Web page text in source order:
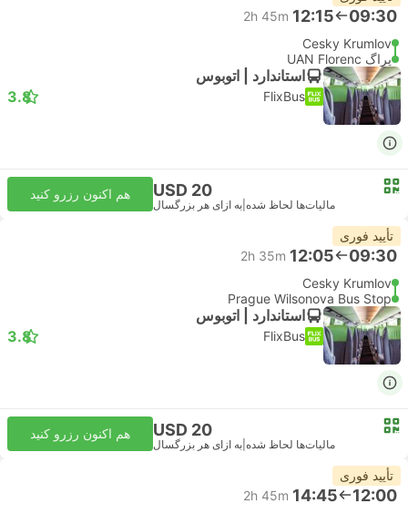
09:30
12:15
2h 45m
Cesky Krumlov
پراگ UAN Florenc
استاندارد | اتوبوس
FlixBus
3.8
USD 20
مالیات‌ها لحاظ شده به ازای هر بزرگسال
هم اکنون رزرو کنید
تأیید فوری
09:30
12:05
2h 35m
Cesky Krumlov
Prague Wilsonova Bus Stop
استاندارد | اتوبوس
FlixBus
3.8
USD 20
مالیات‌ها لحاظ شده به ازای هر بزرگسال
هم اکنون رزرو کنید
تأیید فوری
12:00
14:45
2h 45m